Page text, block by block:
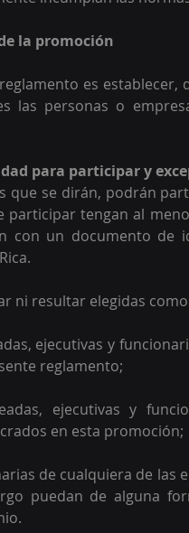
la promoción
es
las personas o
para participar y
que se dirán, podrán
participar tengan al
con un documento de
ni resultar elegidas
ejecutivas y
reglamento;
ejecutivas y
en esta promoción;
de cualquiera de
puedan de alguna